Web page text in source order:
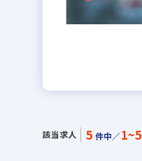
該当求人 5 件中／1~5